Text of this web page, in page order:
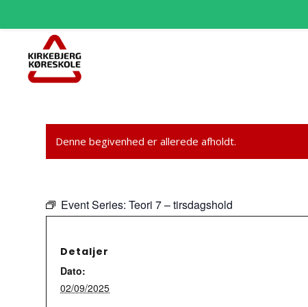
Denne begivenhed er allerede afholdt.
Event Series: Teori 7 – tirsdagshold
Detaljer
Dato:
02/09/2025